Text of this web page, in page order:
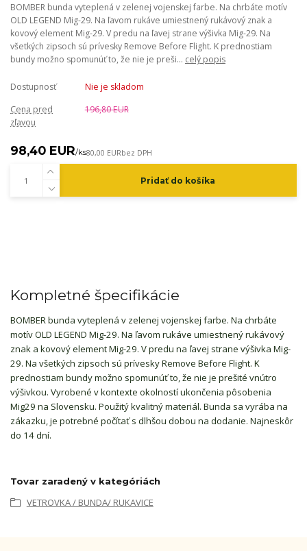
BOMBER bunda vyteplená v zelenej vojenskej farbe. Na chrbáte motív
OLD LEGEND Mig-29. Na ľavom rukáve umiestnený rukávový znak a
kovový element Mig-29. V predu na ľavej strane výšivka Mig-29. Na
všetkých zipsoch sú prívesky Remove Before Flight. K prednostiam
bundy možno spomunúť to, že nie je preši... celý popis
Dostupnosť
Nie je skladom
Cena pred
zľavou
196,80 EUR
98,40 EUR/ks80,00 EURbez DPH
Pridať do košíka
Kompletné špecifikácie
BOMBER bunda vyteplená v zelenej vojenskej farbe. Na chrbáte
motív OLD LEGEND Mig-29. Na ľavom rukáve umiestnený rukávový
znak a kovový element Mig-29. V predu na ľavej strane výšivka Mig-
29. Na všetkých zipsoch sú prívesky Remove Before Flight. K
prednostiam bundy možno spomunúť to, že nie je prešité vnútro
výšivkou. Vyrobené v kontexte okolností ukončenia pôsobenia
Mig29 na Slovensku. Použitý kvalitný materiál. Bunda sa vyrába na
zákazku, je potrebné počítať s dlhšou dobou na dodanie. Najneskôr
do 14 dní.
Tovar zaradený v kategóriách
VETROVKA / BUNDA/ RUKAVICE